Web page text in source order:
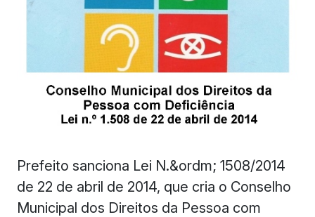
Prefeito sanciona Lei N.&ordm; 1508/2014
de 22 de abril de 2014, que cria o Conselho
Municipal dos Direitos da Pessoa com